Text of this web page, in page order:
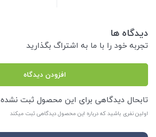
دیدگاه ها
تجربه خود را با ما به اشتراگ بگذارید
افزودن دیدگاه
تابحال دیدگاهی برای این محصول ثبت نشده
اولین نفری باشید که درباره این محصول دیدگاهی ثبت میکند